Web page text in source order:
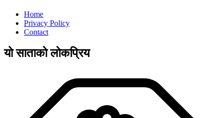
Home
Privacy Policy
Contact
यो साताको लोकप्रिय